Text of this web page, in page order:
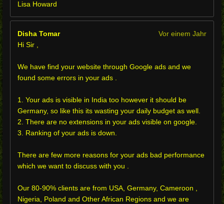
Lisa Howard
Disha Tomar
Vor einem Jahr
Hi Sir ,
We have find your website through Google ads and we
found some errors in your ads .
1. Your ads is visible in India too however it should be
Germany, so like this its wasting your daily budget as well.
2. There are no extensions in your ads visible on google.
3. Ranking of your ads is down.
There are few more reasons for your ads bad performance
which we want to discuss with you .
Our 80-90% clients are from USA, Germany, Cameroon ,
Nigeria, Poland and Other African Regions and we are